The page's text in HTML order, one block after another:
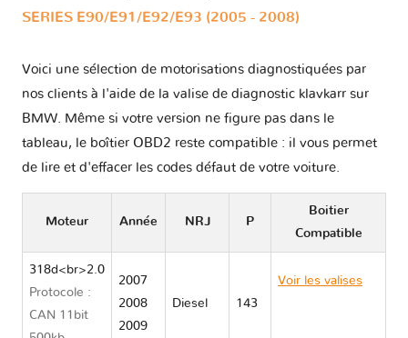
SERIES E90/E91/E92/E93 (2005 - 2008)
Voici une sélection de motorisations diagnostiquées par
nos clients à l'aide de la valise de diagnostic klavkarr sur
BMW. Même si votre version ne figure pas dans le
tableau, le boîtier OBD2 reste compatible : il vous permet
de lire et d'effacer les codes défaut de votre voiture.
Moteur Année NRJ P
Boitier
Compatible
318d<br>2.0
Protocole :
CAN 11bit
2007
2008
2009
Diesel 143
Voir les valises